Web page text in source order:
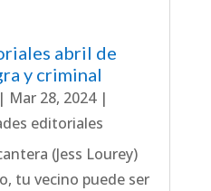
abril de
y criminal
| Mar 28, 2024|
editoriales
(Jess Lourey)
tu vecino puede ser